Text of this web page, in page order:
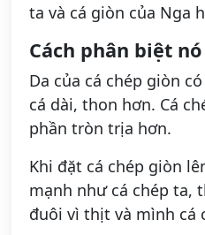
ta và cá giòn của Nga
Cách phân biệt
Da của cá chép giòn
cá dài, thon hơn. Cá
phần tròn trịa hơn.
Khi đặt cá chép giòn
mạnh như cá chép ta,
đuôi vì thịt và mình cá